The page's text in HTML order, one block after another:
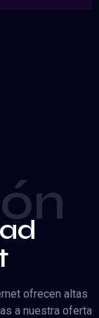
ofrecen altas
a nuestra oferta